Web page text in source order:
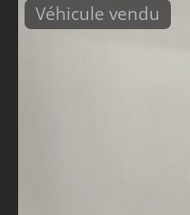
Véhicule vendu